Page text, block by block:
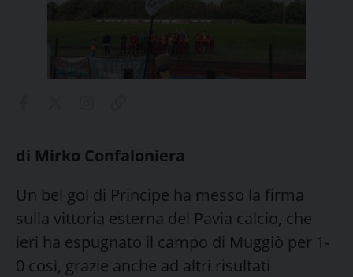
di Mirko Confaloniera
Un bel gol di Principe ha messo la firma
sulla vittoria esterna del Pavia calcio, che
ieri ha espugnato il campo di Muggiò per 1-
0 così, grazie anche ad altri risultati